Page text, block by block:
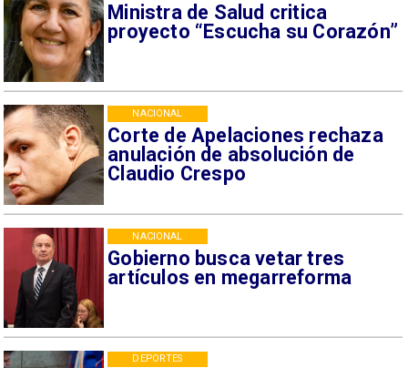
Ministra de Salud critica
proyecto “Escucha su Corazón”
Corte de Apelaciones rechaza
anulación de absolución de
Claudio Crespo
NACIONAL
Gobierno busca vetar tres
artículos en megarreforma
NACIONAL
DEPORTES